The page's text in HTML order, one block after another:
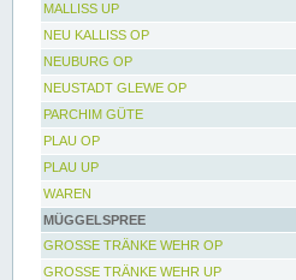
MALLISS UP
NEU KALLISS OP
NEUBURG OP
NEUSTADT GLEWE OP
PARCHIM GÜTE
PLAU OP
PLAU UP
WAREN
MÜGGELSPREE
GROSSE TRÄNKE WEHR OP
GROSSE TRÄNKE WEHR UP